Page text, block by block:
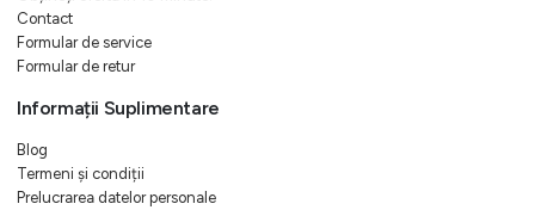
Contact
Formular de service
Formular de retur
Informații Suplimentare
Blog
Termeni și condiții
Prelucrarea datelor personale